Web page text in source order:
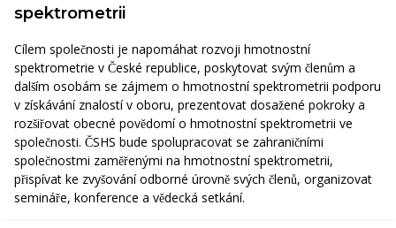
spektrometrii
Cílem společnosti je napomáhat rozvoji hmotnostní
spektrometrie v České republice, poskytovat svým členům a
dalším osobám se zájmem o hmotnostní spektrometrii podporu
v získávání znalostí v oboru, prezentovat dosažené pokroky a
rozšiřovat obecné povědomí o hmotnostní spektrometrii ve
společnosti. ČSHS bude spolupracovat se zahraničními
společnostmi zaměřenými na hmotnostní spektrometrii,
přispívat ke zvyšování odborné úrovně svých členů, organizovat
semináře, konference a vědecká setkání.